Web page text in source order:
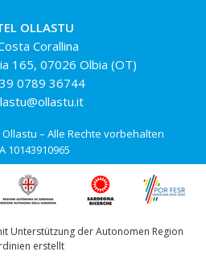
OLLASTU
Corallina
165, 07026 Olbia (OT)
0789 36744
– Alle Rechte vorbehalten
10143910965
Unterstützung der Autonomen Region
erstellt